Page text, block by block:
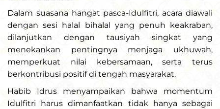
Dalam suasana hangat pasca-Idulfitri, acara diawali
dengan sesi halal bihalal yang penuh keakraban,
dilanjutkan dengan tausiyah singkat yang
menekankan pentingnya menjaga ukhuwah,
memperkuat nilai kebersamaan, serta terus
berkontribusi positif di tengah masyarakat.
Habib Idrus menyampaikan bahwa momentum
Idulfitri harus dimanfaatkan tidak hanya sebagai